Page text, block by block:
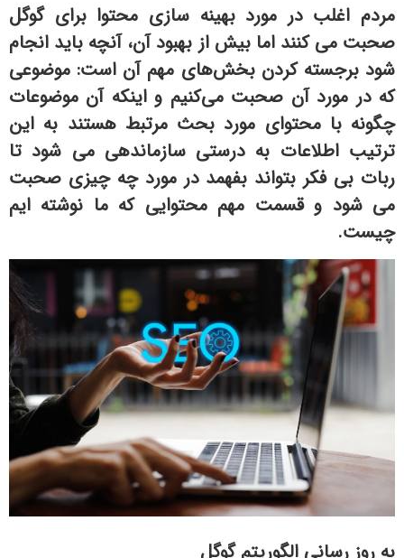
مردم اغلب در مورد بهینه سازی محتوا برای گوگل
صحبت می کنند اما بیش از بهبود آن، آنچه باید انجام
شود برجسته کردن بخش‌های مهم آن است: موضوعی
که در مورد آن صحبت می‌کنیم و اینکه آن موضوعات
چگونه با محتوای مورد بحث مرتبط هستند به این
ترتیب اطلاعات به درستی سازماندهی می شود تا
ربات بی فکر بتواند بفهمد در مورد چه چیزی صحبت
می شود و قسمت مهم محتوایی که ما نوشته ایم
چیست.
به روز رسانی الگوریتم گوگل